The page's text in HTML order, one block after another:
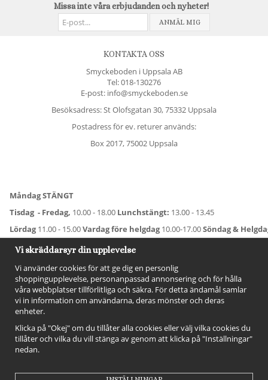
Missa inte våra erbjudanden och nyheter!
ANMÄL MIG
KONTAKTA OSS
Smyckeboden i Uppsala AB
Tel:018-130276
E-post: info@smyckeboden.se
Besöksadress: St Olofsgatan 30, 75332 Uppsala
Postadress för ev. returer används:
Box 2017, 75002 Uppsala
Måndag STÄNGT
Tisdag - Fredag, 10.00 - 18.00 Lunchstängt: 13.00 - 13.45
Lördag11.00 - 15.00Vardag före helgdag10.00-17.00Söndag &
För avvikande öppettider:Titta här
Vi skräddarsyr din upplevelse
Vi använder cookies för att ge dig en personlig
shoppingupplevelse, personanpassad annonsering och för hålla
våra webbplatser tillförlitliga och säkra. För detta ändamål samlar
vi in information om användarna, deras mönster och deras
enheter.
Klicka på "Okej" om du tillåter alla cookies eller välj vilka cookies du
tillåter och vilka du vill stänga av genom att klicka på "Inställningar"
nedan.